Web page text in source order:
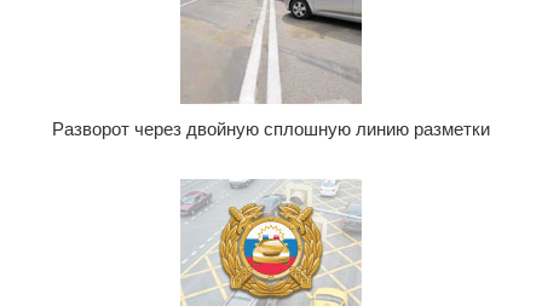
Разворот через двойную сплошную линию разметки